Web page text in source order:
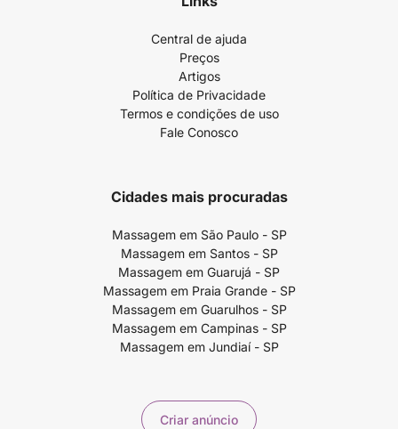
Central de ajuda
Preços
Artigos
Política de Privacidade
Termos e condições de uso
Fale Conosco
Cidades mais procuradas
Massagem em São Paulo - SP
Massagem em Santos - SP
Massagem em Guarujá - SP
Massagem em Praia Grande - SP
Massagem em Guarulhos - SP
Massagem em Campinas - SP
Massagem em Jundiaí - SP
Criar anúncio